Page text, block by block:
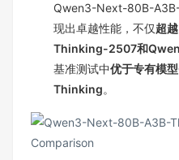
Qwen3-Next-80B-
现出卓越性能，不仅超
Thinking-2507和
基准测试中优于专有模
Thinking。